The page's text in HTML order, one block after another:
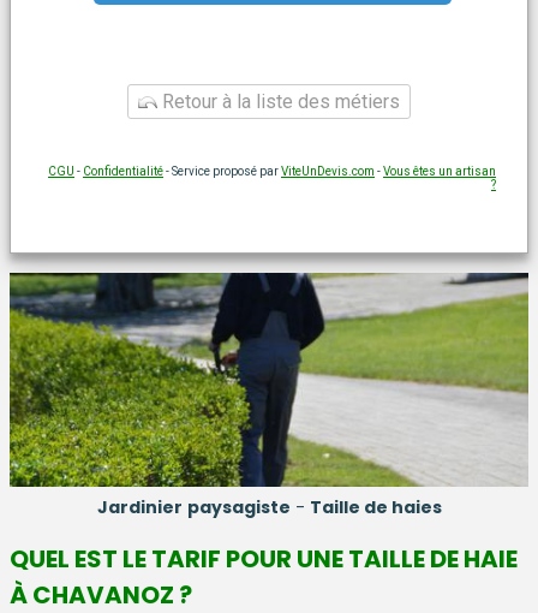
Retour à la liste des métiers
CGU - Confidentialité- Service proposé parViteUnDevis.com -Vous êtes un artisan
?
Jardinier paysagiste - Taille de haies
QUEL EST LE TARIF POUR UNE TAILLE DE HAIE
À CHAVANOZ ?